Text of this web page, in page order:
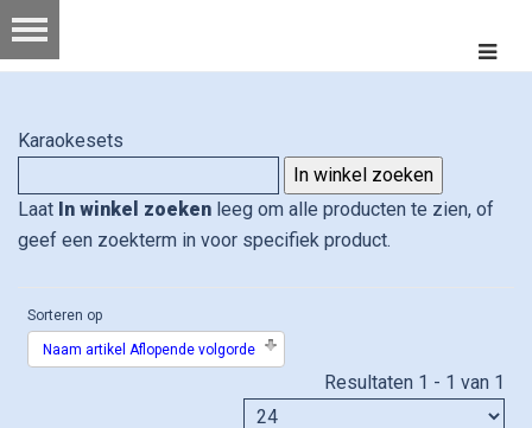
Karaokesets
Laat In winkel zoeken leeg om alle producten te zien, of
geef een zoekterm in voor specifiek product.
Sorteren op
Naam artikel Aflopende volgorde
Resultaten 1 - 1 van 1